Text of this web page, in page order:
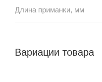
Длина приманки, мм
Вариации товара